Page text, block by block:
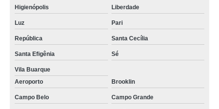
Higienópolis Liberdade
Luz Pari
República Santa Cecília
Santa Efigênia Sé
Vila Buarque
Aeroporto
Brooklin
Campo Belo Campo Grande